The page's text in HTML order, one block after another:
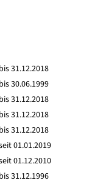
bis 31.12.2018
bis 30.06.1999
bis 31.12.2018
bis 31.12.2018
bis 31.12.2018
01.01.2019
01.12.2010
bis 31.12.1996